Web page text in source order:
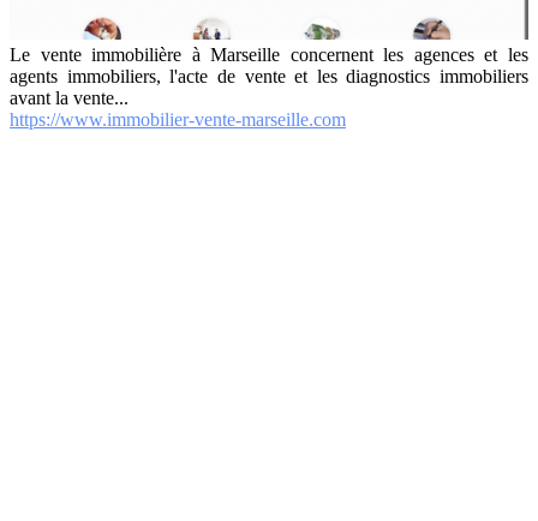
Le vente immobilière à Marseille concernent les agences et les
agents immobiliers, l'acte de vente et les diagnostics immobiliers
avant la vente...
https://www.immobilier-vente-marseille.com